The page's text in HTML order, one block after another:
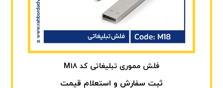
فلش مموری تبلیغاتی کد M18
ثبت سفارش و استعلام قیمت